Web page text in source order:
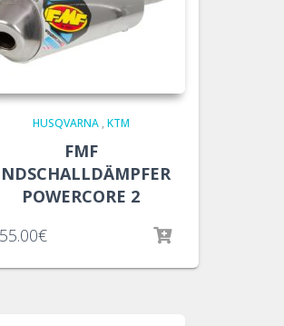
HUSQVARNA, KTM
FMF
POWERCORE 2
€